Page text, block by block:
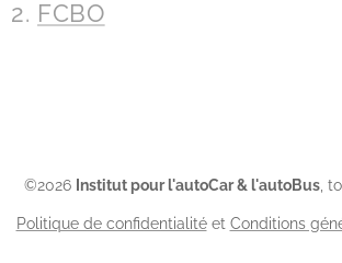
2. FCBO
©2026 Institut pour l'autoCar & l'autoBus,
Politique de confidentialitéet Conditions